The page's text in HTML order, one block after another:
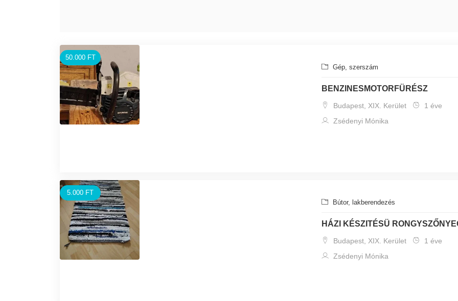
50.000 FT
Gép, szerszám
BENZINESMOTORFÜRÉSZ
Budapest, XIX. Kerület
1 éve
Zsédenyi Mónika
5.000 FT
Bútor, lakberendezés
HÁZI KÉSZITÉSÜ
Budapest, XIX. Kerület
1 éve
Zsédenyi Mónika